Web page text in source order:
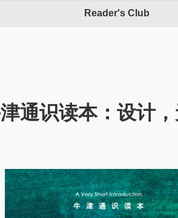
Reader's Club
通识读本：设计